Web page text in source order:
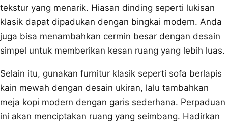
tekstur yang menarik. Hiasan dinding seperti lukisan
klasik dapat dipadukan dengan bingkai modern. Anda
juga bisa menambahkan cermin besar dengan desain
simpel untuk memberikan kesan ruang yang lebih luas.
Selain itu, gunakan furnitur klasik seperti sofa berlapis
kain mewah dengan desain ukiran, lalu tambahkan
meja kopi modern dengan garis sederhana. Perpaduan
ini akan menciptakan ruang yang seimbang. Hadirkan